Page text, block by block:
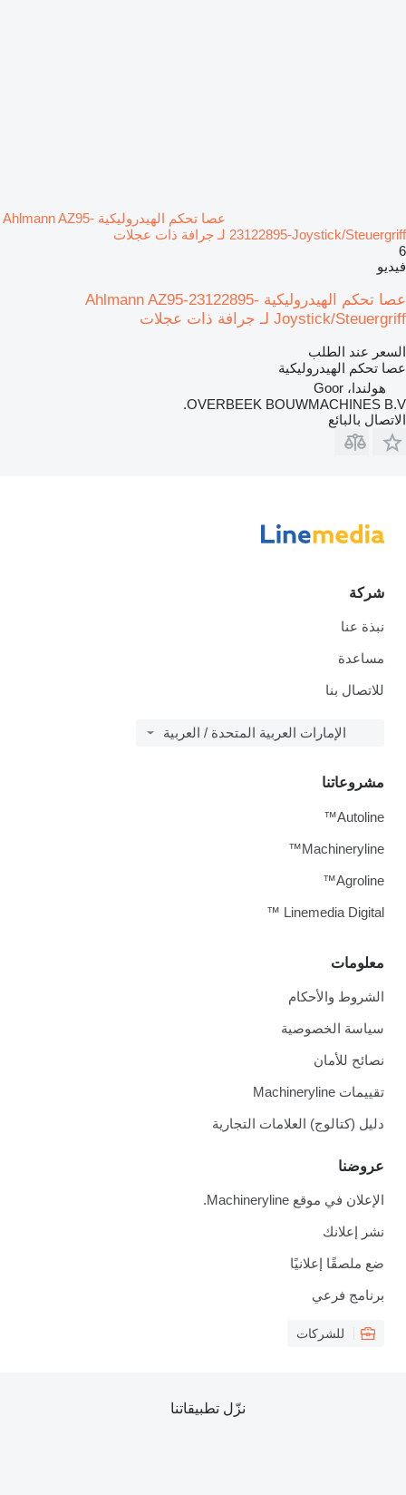
عصا تحكم الهيدروليكية Ahlmann AZ95-
23122895-Joystick/Steuergriff لـ جرافة ذات عجلات
6
فيديو
عصا تحكم الهيدروليكية Ahlmann AZ95-23122895-
Joystick/Steuergriff لـ جرافة ذات عجلات
السعر عند الطلب
عصا تحكم الهيدروليكية
هولندا، Goor
OVERBEEK BOUWMACHINES B.V.
الاتصال بالبائع
شركة
نبذة عنا
مساعدة
للاتصال بنا
الإمارات العربية المتحدة / العربية
معلومات
الشروط والأحكام
سياسة الخصوصية
نصائح للأمان
تقييمات Machineryline
دليل (كتالوج) العلامات التجارية
عروضنا
الإعلان في موقع Machineryline.
نشر إعلانك
ضع ملصقًا إعلانيًا
برنامج فرعي
للشركات
مشروعاتنا
Autoline™
Machineryline™
Agroline™
Linemedia Digital ™
نزّل تطبيقاتنا